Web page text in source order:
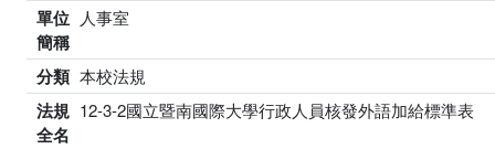
單位
簡稱
人事室
分類 本校法規
法規
全名
12-3-2國立暨南國際大學行政人員核發外語加給標準表